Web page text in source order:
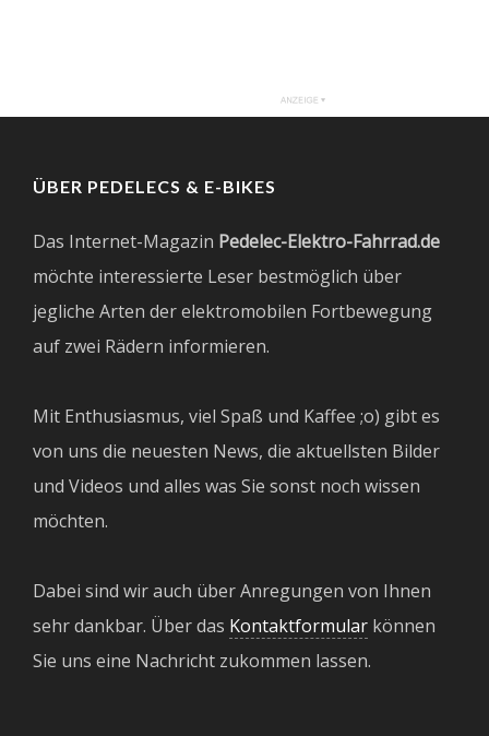
ÜBER PEDELECS & E-BIKES
Das Internet-Magazin Pedelec-Elektro-Fahrrad.de
möchte interessierte Leser bestmöglich über
jegliche Arten der elektromobilen Fortbewegung
auf zwei Rädern informieren.
Mit Enthusiasmus, viel Spaß und Kaffee ;o) gibt es
von uns die neuesten News, die aktuellsten Bilder
und Videos und alles was Sie sonst noch wissen
möchten.
Dabei sind wir auch über Anregungen von Ihnen
sehr dankbar. Über das Kontaktformular können
Sie uns eine Nachricht zukommen lassen.